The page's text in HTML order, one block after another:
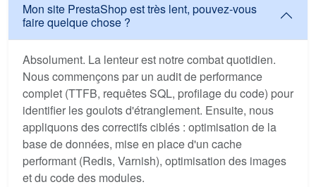
Mon site PrestaShop est très lent, pouvez-vous
faire quelque chose ?
Absolument. La lenteur est notre combat quotidien.
Nous commençons par un audit de performance
complet (TTFB, requêtes SQL, profilage du code) pour
identifier les goulots d'étranglement. Ensuite, nous
appliquons des correctifs ciblés : optimisation de la
base de données, mise en place d'un cache
performant (Redis, Varnish), optimisation des images
et du code des modules.